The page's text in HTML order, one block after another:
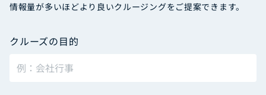
情報量が多いほどより良いクルージングをご提案できます。
クルーズの目的